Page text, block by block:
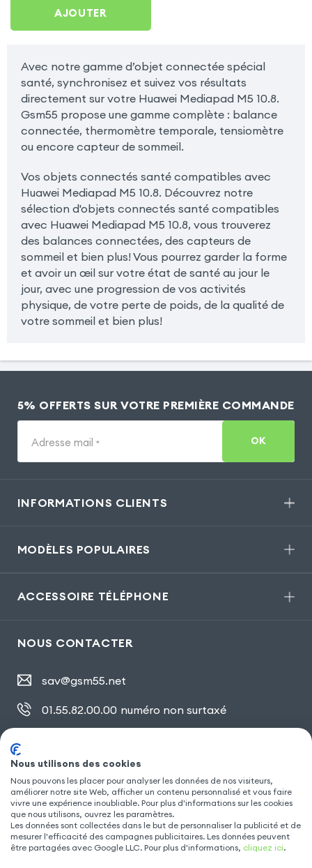
AJOUTER
Avec notre gamme d’objet connectée spécial
santé, synchronisez et suivez vos résultats
directement sur votre Huawei Mediapad M5 10.8.
Gsm55 propose une gamme complète : balance
connectée, thermomètre temporale, tensiomètre
ou encore capteur de sommeil.
Vos objets connectés santé compatibles avec
Huawei Mediapad M5 10.8. Découvrez notre
sélection d'objets connectés santé compatibles
avec Huawei Mediapad M5 10.8, vous trouverez
des balances connectées, des capteurs de
sommeil et bien plus! Vous pourrez garder la forme
et avoir un œil sur votre état de santé au jour le
jour, avec une progression de vos activités
physique, de votre perte de poids, de la qualité de
votre sommeil et bien plus!
5% OFFERTS SUR VOTRE PREMIÈRE COMMANDE
Adresse mail * OK
INFORMATIONS CLIENTS
MODÈLES POPULAIRES
ACCESSOIRE TÉLÉPHONE
NOUS CONTACTER
sav@gsm55.net
01.55.82.00.00 numéro non surtaxé
SUIVEZ NOUS
Nous utilisons des cookies
Nous pouvons les placer pour analyser les données de nos visiteurs,
améliorer notre site Web, afficher un contenu personnalisé et vous faire
vivre une expérience inoubliable. Pour plus d'informations sur les cookies
que nous utilisons, ouvrez les paramètres.
Les données sont collectées dans le but de personnaliser la publicité et de
mesurer l'efficacité des campagnes publicitaires. Les données peuvent
être partagées avec Google LLC. Pour plus d'informations, cliquez ici.